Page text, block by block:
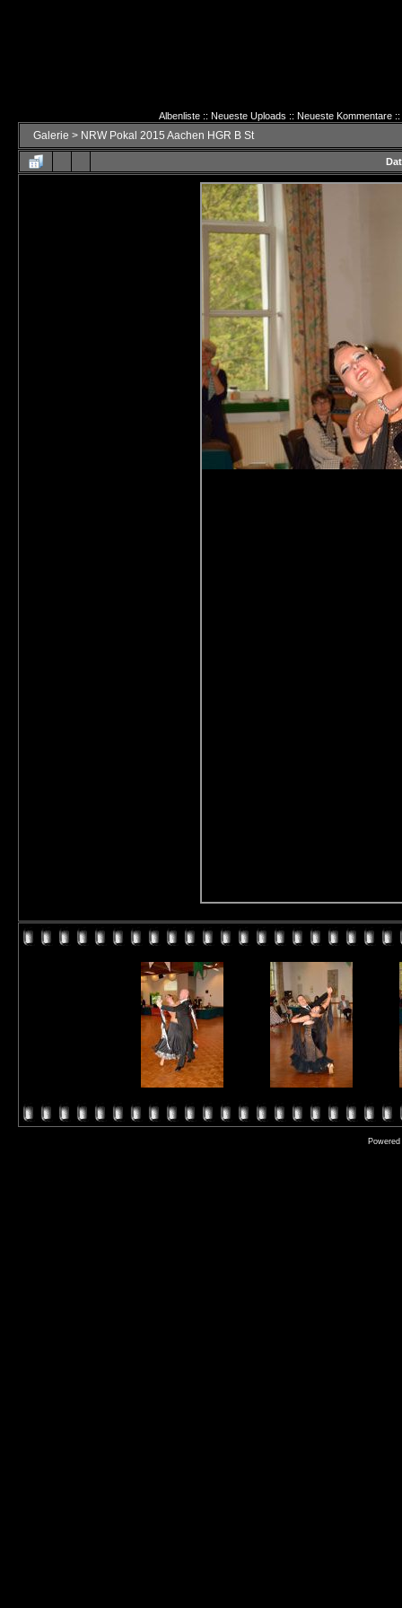
Albenliste :: Neueste Uploads :: Neueste Kommentare ::
Galerie > NRW Pokal 2015 Aachen HGR B St